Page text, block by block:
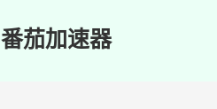
番茄加速器